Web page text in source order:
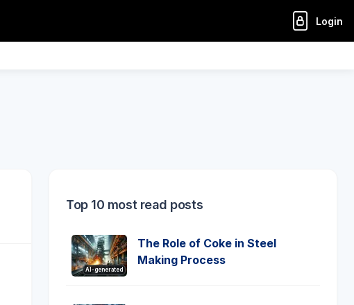
Login
Top 10 most read posts
AI-generated
The Role of Coke in Steel
Making Process